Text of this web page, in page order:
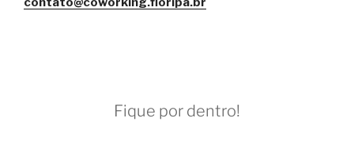
Fique por dentro!